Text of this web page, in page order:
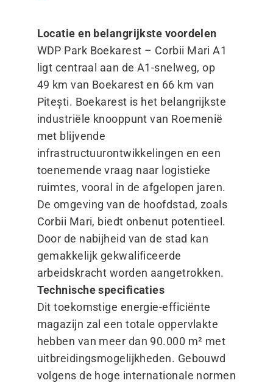
Locatie en belangrijkste voordelen
WDP Park Boekarest – Corbii Mari A1
ligt centraal aan de A1-snelweg, op
49 km van Boekarest en 66 km van
Pitești. Boekarest is het belangrijkste
industriële knooppunt van Roemenië
met blijvende
infrastructuurontwikkelingen en een
toenemende vraag naar logistieke
ruimtes, vooral in de afgelopen jaren.
De omgeving van de hoofdstad, zoals
Corbii Mari, biedt onbenut potentieel.
Door de nabijheid van de stad kan
gemakkelijk gekwalificeerde
arbeidskracht worden aangetrokken.
Technische specificaties
Dit toekomstige energie-efficiënte
magazijn zal een totale oppervlakte
hebben van meer dan 90.000 m² met
uitbreidingsmogelijkheden. Gebouwd
volgens de hoge internationale normen